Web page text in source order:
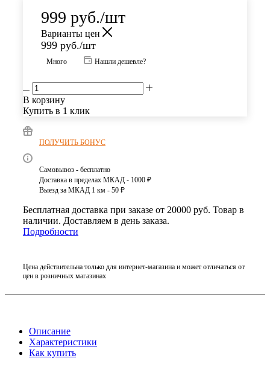
999 руб./шт
Варианты цен
999 руб./шт
Много Нашли дешевле?
В корзину
Купить в 1 клик
ПОЛУЧИТЬ БОНУС
Самовывоз - бесплатно
Доставка в пределах МКАД - 1000 ₽
Выезд за МКАД 1 км - 50 ₽
Бесплатная доставка при заказе от 20000 руб. Товар в
наличии. Доставляем в день заказа.
Подробности
Цена действительна только для интернет-магазина и может отличаться от
цен в розничных магазинах
Описание
Характеристики
Как купить